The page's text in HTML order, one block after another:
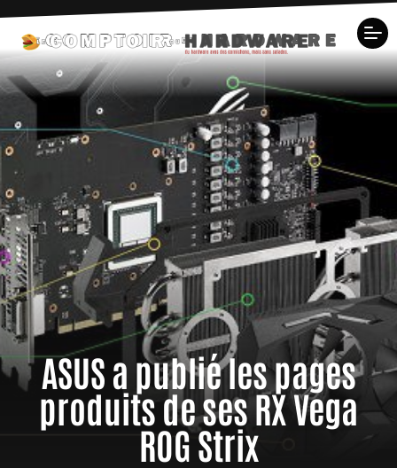
ASUS a publié les pages
produits de ses RX Vega
ROG Strix